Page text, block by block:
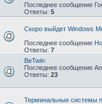
Последнее сообщение
Ответы: 5
Скоро выйдет Windows
Последнее сообщение
Ответы: 7
BeTwin
Последнее сообщение
Ответы: 23
Терминальные системы